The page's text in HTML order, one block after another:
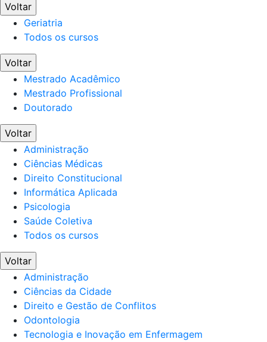
Voltar
Geriatria
Todos os cursos
Voltar
Mestrado Acadêmico
Mestrado Profissional
Doutorado
Voltar
Administração
Ciências Médicas
Direito Constitucional
Informática Aplicada
Psicologia
Saúde Coletiva
Todos os cursos
Voltar
Administração
Ciências da Cidade
Direito e Gestão de Conflitos
Odontologia
Tecnologia e Inovação em Enfermagem